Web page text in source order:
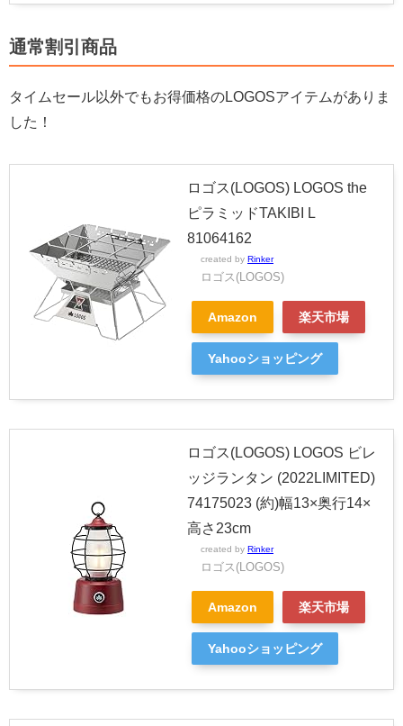
通常割引商品
タイムセール以外でもお得価格のLOGOSアイテムがありま
した！
ロゴス(LOGOS) LOGOS the
ピラミッドTAKIBI L
81064162
created by Rinker
ロゴス(LOGOS)
Amazon 楽天市場
Yahooショッピング
ロゴス(LOGOS) LOGOS ビレ
ッジランタン (2022LIMITED)
74175023 (約)幅13×奥行14×
高さ23cm
created by Rinker
ロゴス(LOGOS)
Amazon 楽天市場
Yahooショッピング